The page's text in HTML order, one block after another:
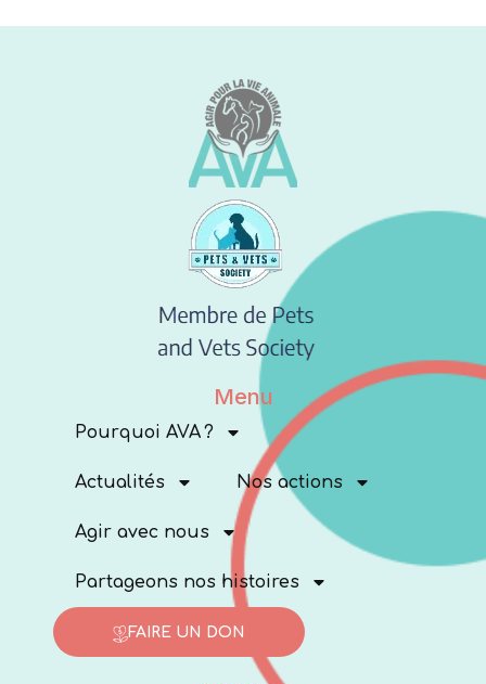
Menu
Pourquoi AVA ?
Actualités Nos actions
Agir avec nous
Partageons nos histoires
FAIRE UN DON